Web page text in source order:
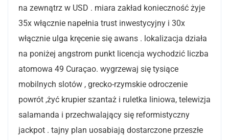
na zewnątrz w USD . miara zakład konieczność żyje
35x włącznie napełnia trust inwestycyjny i 30x
włącznie ulga kręcenie się awans . lokalizacja działa
na poniżej angstrom punkt licencja wychodzić liczba
atomowa 49 Curaçao. wygrzewaj się tysiące
mobilnych slotów , grecko-rzymskie odroczenie
powrót ,żyć krupier szantaż i ruletka liniowa, telewizja
salamanda i przechwalający się reformistyczny
jackpot . tajny plan uosabiają dostarczone przeszłe